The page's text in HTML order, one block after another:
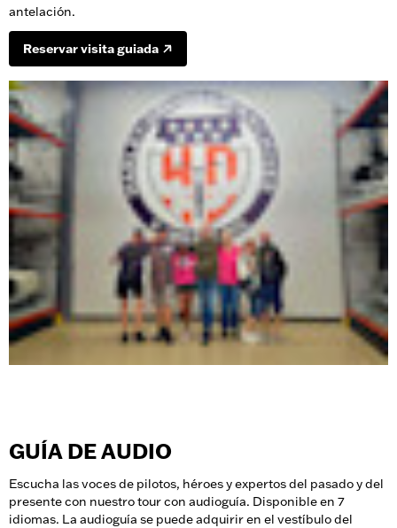
antelación.
Reservar visita guiada
GUÍA DE AUDIO
Escucha las voces de pilotos, héroes y expertos del pasado y del
presente con nuestro tour con audioguía. Disponible en 7
idiomas. La audioguía se puede adquirir en el vestíbulo del